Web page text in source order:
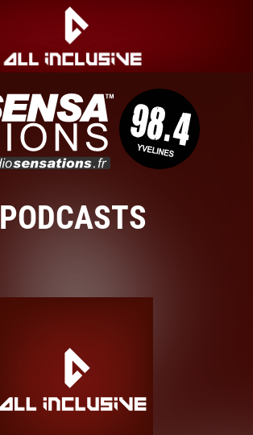
PODCASTS